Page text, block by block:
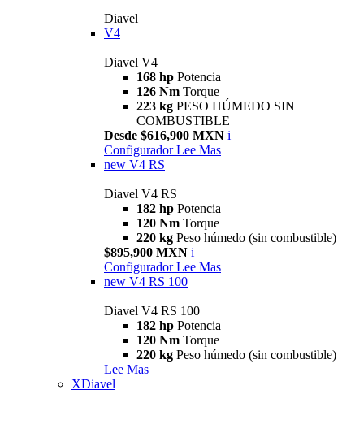
Diavel
V4
Diavel V4
168 hp Potencia
126 Nm Torque
223 kg PESO HÚMEDO SIN
COMBUSTIBLE
Desde $616,900 MXN i
Configurador Lee Mas
new V4 RS
Diavel V4 RS
182 hp Potencia
120 Nm Torque
220 kg Peso húmedo (sin combustible)
$895,900 MXN i
Configurador Lee Mas
new V4 RS 100
Diavel V4 RS 100
182 hp Potencia
120 Nm Torque
220 kg Peso húmedo (sin combustible)
Lee Mas
XDiavel